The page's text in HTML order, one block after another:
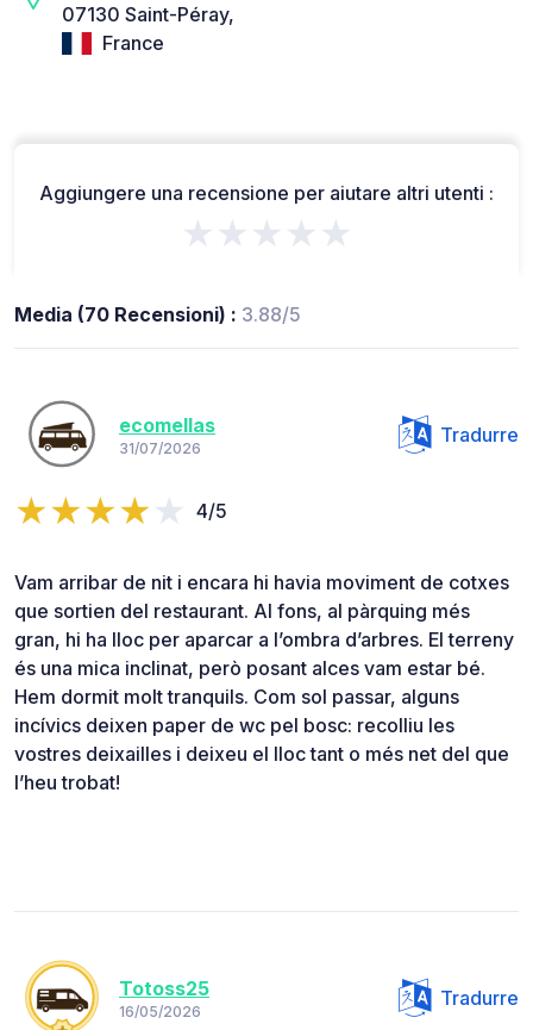
07130 Saint-Péray,
France
Aggiungere una recensione per aiutare altri utenti :
★★★★★
Media (70 Recensioni) : 3.88/5
ecomellas
31/07/2026
Tradurre
4/5
Vam arribar de nit i encara hi havia moviment de cotxes
que sortien del restaurant. Al fons, al pàrquing més
gran, hi ha lloc per aparcar a l’ombra d’arbres. El terreny
és una mica inclinat, però posant alces vam estar bé.
Hem dormit molt tranquils. Com sol passar, alguns
incívics deixen paper de wc pel bosc: recolliu les
vostres deixailles i deixeu el lloc tant o més net del que
l’heu trobat!
Totoss25
16/05/2026
Tradurre